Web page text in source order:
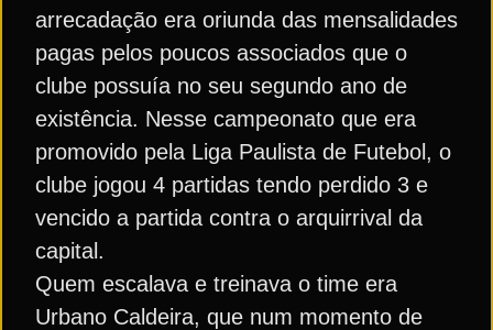
arrecadação era oriunda das mensalidades
pagas pelos poucos associados que o
clube possuía no seu segundo ano de
existência. Nesse campeonato que era
promovido pela Liga Paulista de Futebol, o
clube jogou 4 partidas tendo perdido 3 e
vencido a partida contra o arquirrival da
capital.
Quem escalava e treinava o time era
Urbano Caldeira, que num momento de